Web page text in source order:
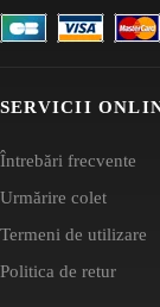
SERVICII
Întrebări frecvente
Urmărire colet
Termeni de utilizare
Politica de retur